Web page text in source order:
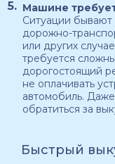
Машине
Ситуации бывают
дорожно-
или других
требуется
дорогостоящий
не оплачивать
автомобиль.
обратиться за
Быстрый